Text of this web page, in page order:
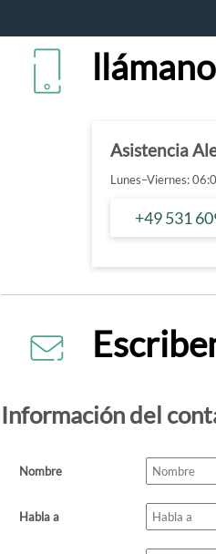
Asistencia
Lunes–Viernes:
+49 531
Información del
Nombre
Habla a